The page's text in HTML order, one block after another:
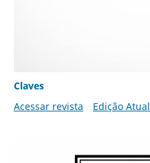
Claves
Acessar revista
Edição Atual